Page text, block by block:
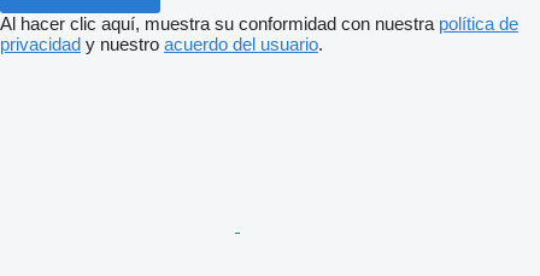
Al hacer clic aquí, muestra su conformidad con nuestra política de
privacidad y nuestro acuerdo del usuario.